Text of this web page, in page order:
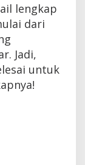
lengkap
dari
Jadi,
untuk